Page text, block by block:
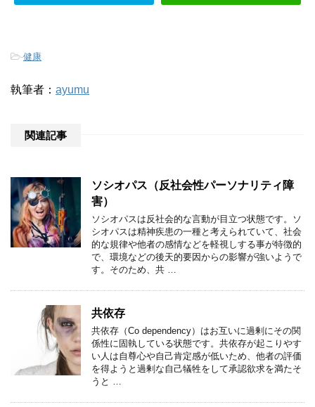
-健康
執筆者： ayumu
関連記事
ソシオパス（反社会性パーソナリティ障
害）
ソシオパスは反社会的な言動が目立つ状態です。ソ
シオパスは精神疾患の一種と考えられていて、社会
的な規律や他者の感情などを軽視しする事が特徴的
で、環境などの後天的要因からの影響が強いようで
す。そのため、共 …
共依存
共依存（Co dependency）はお互いに過剰にその関
係性に固執している状態です。共依存が起こりやす
い人は自尊心や自己肯定感が低いため、他者の評価
を得ようと過剰な自己犠牲をして承認欲求を満たそ
うと …